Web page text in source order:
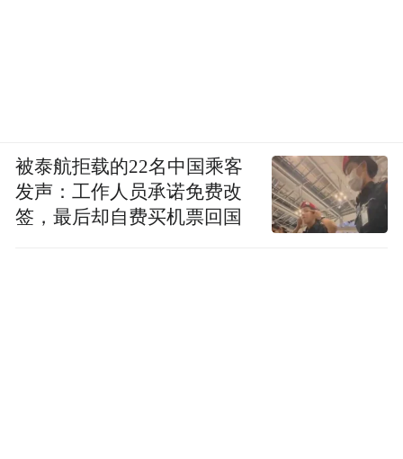
被泰航拒载的22名中国乘客
发声：工作人员承诺免费改
签，最后却自费买机票回国